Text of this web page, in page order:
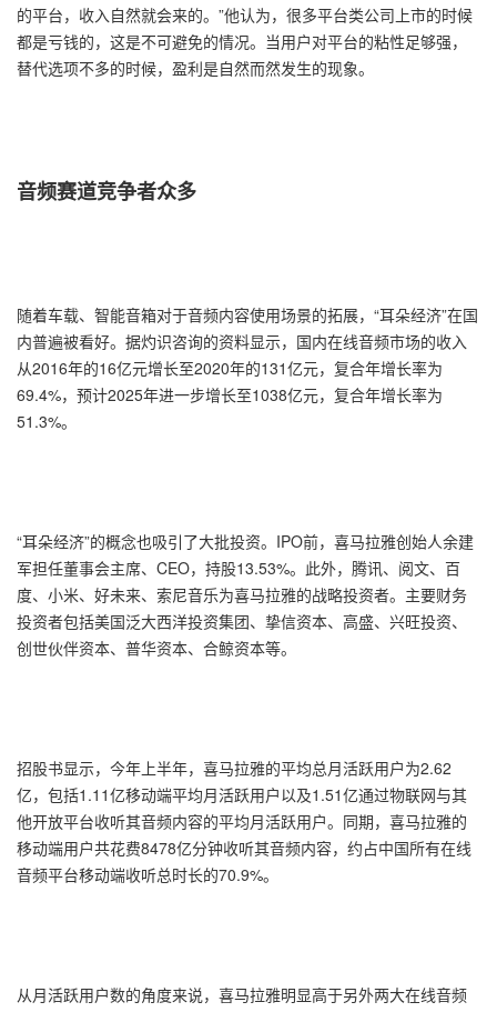
的平台，收入自然就会来的。”他认为，很多平台类公司上市的时候
都是亏钱的，这是不可避免的情况。当用户对平台的粘性足够强，
替代选项不多的时候，盈利是自然而然发生的现象。
音频赛道竞争者众多
随着车载、智能音箱对于音频内容使用场景的拓展，“耳朵经济”在国
内普遍被看好。据灼识咨询的资料显示，国内在线音频市场的收入
从2016年的16亿元增长至2020年的131亿元，复合年增长率为
69.4%，预计2025年进一步增长至1038亿元，复合年增长率为
51.3%。
“耳朵经济”的概念也吸引了大批投资。IPO前，喜马拉雅创始人余建
军担任董事会主席、CEO，持股13.53%。此外，腾讯、阅文、百
度、小米、好未来、索尼音乐为喜马拉雅的战略投资者。主要财务
投资者包括美国泛大西洋投资集团、挚信资本、高盛、兴旺投资、
创世伙伴资本、普华资本、合鲸资本等。
招股书显示，今年上半年，喜马拉雅的平均总月活跃用户为2.62
亿，包括1.11亿移动端平均月活跃用户以及1.51亿通过物联网与其
他开放平台收听其音频内容的平均月活跃用户。同期，喜马拉雅的
移动端用户共花费8478亿分钟收听其音频内容，约占中国所有在线
音频平台移动端收听总时长的70.9%。
从月活跃用户数的角度来说，喜马拉雅明显高于另外两大在线音频